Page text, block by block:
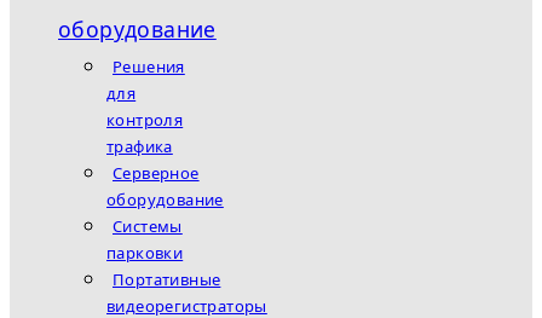
оборудование
Решения
для
контроля
трафика
Серверное
оборудование
Системы
парковки
Портативные
видеорегистраторы